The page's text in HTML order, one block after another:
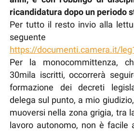
ricandidatura dopo un periodo
Per tutto il resto invio alla
https://documenti.camera.it/
Per la monocommittenza,
30mila iscritti, occorrerà
formazione dei decreti
delega sul punto, a mio
muoversi nella zona grigia, tra
lavoro autonomo, non è facile